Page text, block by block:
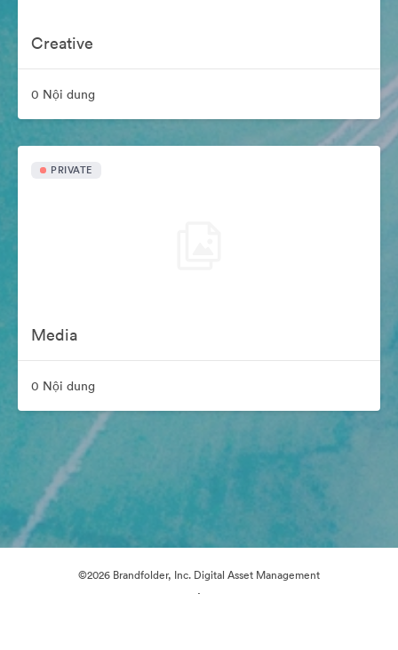
Creative
0 Nội dung
PRIVATE
Media
0 Nội dung
©2026 Brandfolder, Inc. Digital Asset Management
·